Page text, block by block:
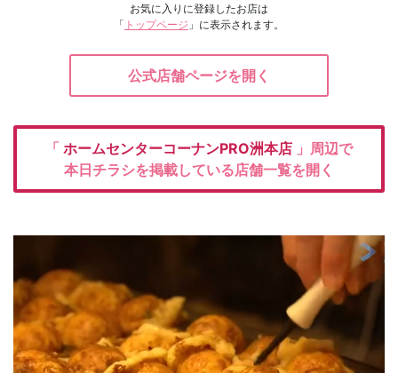
お気に入りに登録したお店は
「 トップページ 」に表示されます。
公式店舗ページを開く
「 ホームセンターコーナンPRO洲本店 」周辺で
本日チラシを掲載している店舗一覧を開く